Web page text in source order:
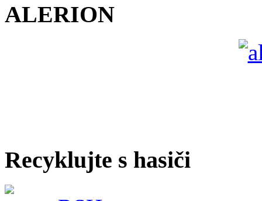
ALERION
Recyklujte s hasiči